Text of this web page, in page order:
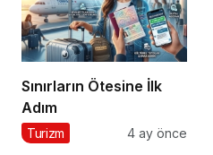
Sınırların Ötesine İlk
Adım
Turizm 4 ay önce